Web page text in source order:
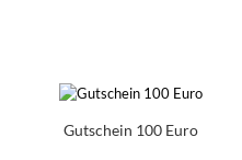
Gutschein 100 Euro